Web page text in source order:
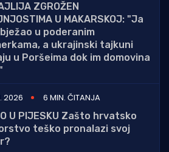
ZGROŽEN
U MAKARSKOJ: "Ja
u poderanim
a ukrajinski tajkuni
u Poršeima dok im domovina
2026
6 MIN. ČITANJA
U PIJESKU Zašto hrvatsko
teško pronalazi svoj